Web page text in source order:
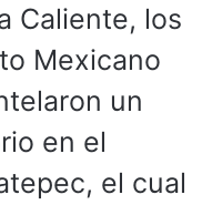
Caliente, los
Mexicano
un
en el
el cual